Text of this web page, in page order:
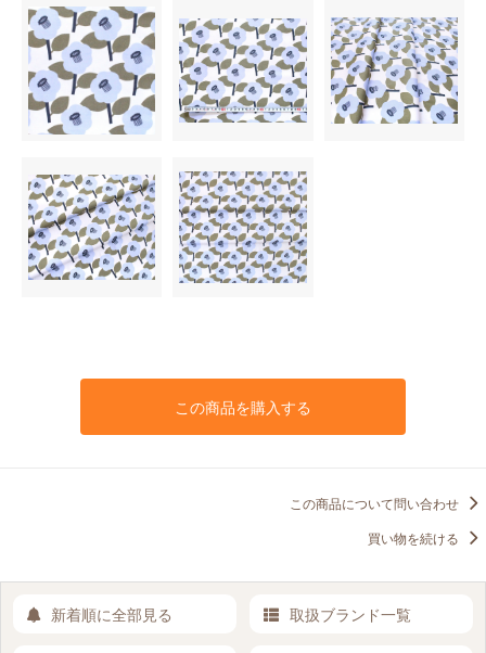
この商品を購入する
この商品について問い合わせ
買い物を続ける
新着順に全部見る 取扱ブランド一覧